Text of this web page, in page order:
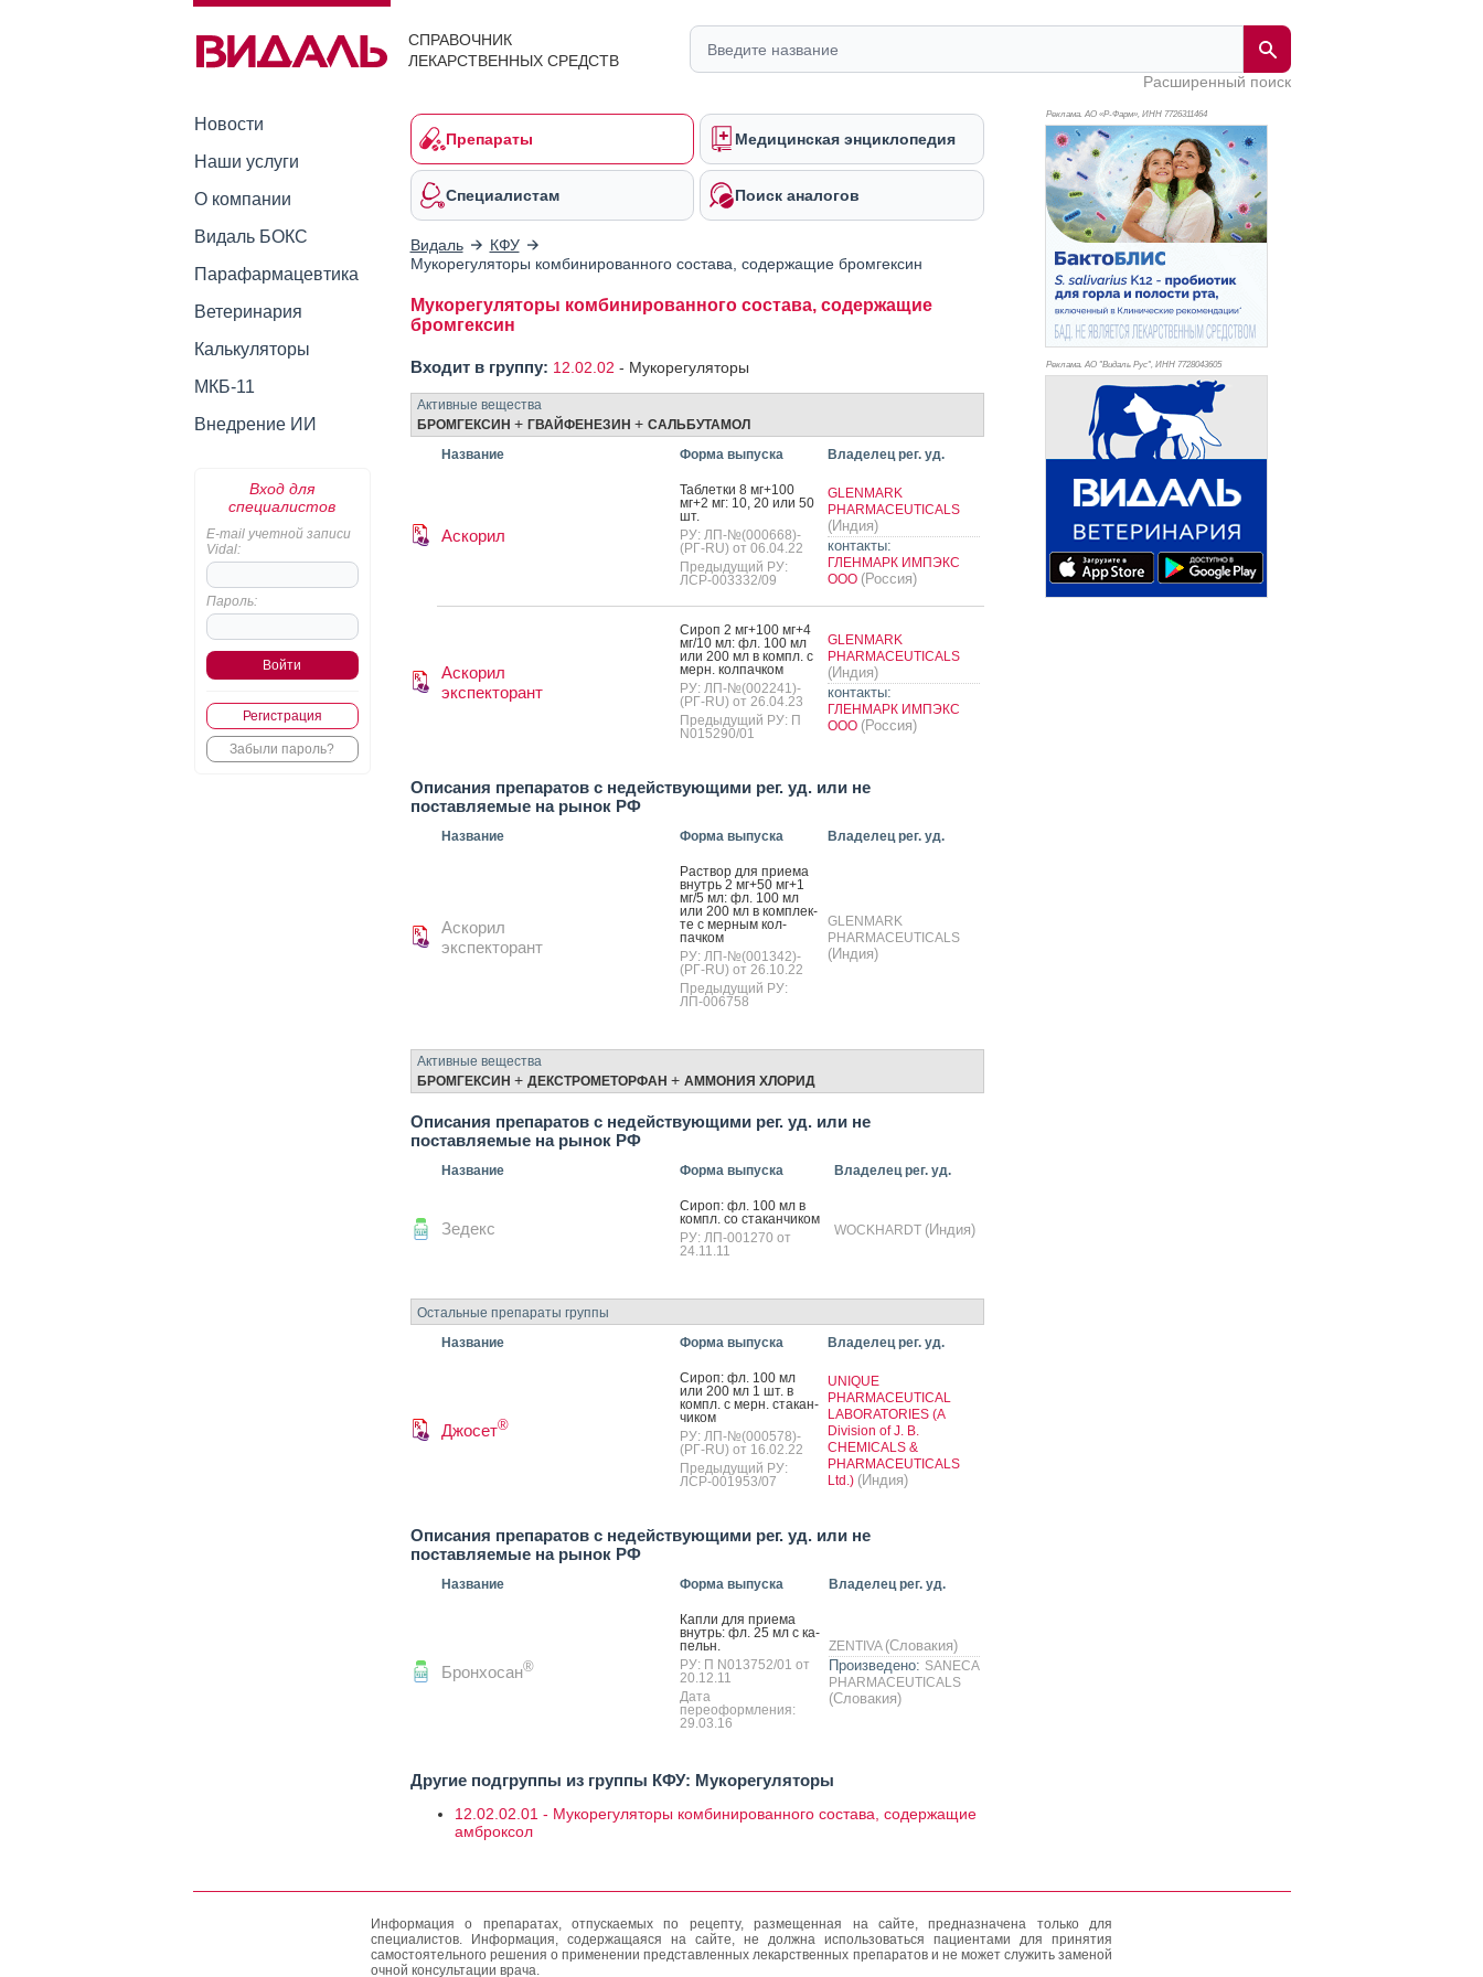
СПРАВОЧНИК
ЛЕКАРСТВЕННЫХ СРЕДСТВ
Расширенный поиск
Новости
Наши услуги
О компании
Видаль БОКС
Парафармацевтика
Ветеринария
Калькуляторы
МКБ-11
Внедрение ИИ
Вход для
специалистов
E-mail учетной записи
Vidal:
Пароль:
Регистрация
Забыли пароль?
Препараты Медицинская энциклопедия
Специалистам Поиск аналогов
Видаль
КФУ
Мукорегуляторы комбинированного состава, содержащие бромгексин
Мукорегуляторы комбинированного состава, содержащие
бромгексин
Входит в группу: 12.02.02 - Мукорегуляторы
Активные вещества
БРОМГЕКСИН + ГВАЙФЕНЕЗИН + САЛЬБУТАМОЛ
Название
Форма выпуска Владелец рег. уд.
Аскорил
Таб­летки 8 мг+100
мг+2 мг: 10, 20 или 50
шт.
РУ: ЛП-№(000668)-
(РГ-RU) от 06.04.22
Предыдущий РУ:
ЛСР-003332/09
GLENMARK
PHARMACEUTICALS
(Индия)
контакты:
ГЛЕНМАРК ИМПЭКС
ООО (Россия)
Аскорил
экспекторант
Си­роп 2 мг+100 мг+4
мг/10 мл: фл. 100 мл
или 200 мл в компл. с
мерн. кол­пачком
РУ: ЛП-№(002241)-
(РГ-RU) от 26.04.23
Предыдущий РУ: П
N015290/01
GLENMARK
PHARMACEUTICALS
(Индия)
контакты:
ГЛЕНМАРК ИМПЭКС
ООО (Россия)
Описания препаратов с недействующими рег. уд. или не
поставляемые на рынок РФ
Название Форма выпуска Владелец рег. уд.
Аскорил
экспекторант
Рас­твор для при­ема
внутрь 2 мг+50 мг+1
мг/5 мл: фл. 100 мл
или 200 мл в ком­плек­
те с мер­ным кол­
пачком
РУ: ЛП-№(001342)-
(РГ-RU) от 26.10.22
Предыдущий РУ:
ЛП-006758
GLENMARK
PHARMACEUTICALS
(Индия)
Активные вещества
БРОМГЕКСИН + ДЕКСТРОМЕТОРФАН + АММОНИЯ ХЛОРИД
Описания препаратов с недействующими рег. уд. или не
поставляемые на рынок РФ
Название Форма выпуска Владелец рег. уд.
Зедекс
Си­роп: фл. 100 мл в
компл. со ста­кан­чи­ком
РУ: ЛП-001270 от
24.11.11
WOCKHARDT (Индия)
Остальные препараты группы
Название
Форма выпуска Владелец рег. уд.
Джосет®
Си­роп: фл. 100 мл
или 200 мл 1 шт. в
компл. с мерн. ста­кан­
чи­ком
РУ: ЛП-№(000578)-
(РГ-RU) от 16.02.22
Предыдущий РУ:
ЛСР-001953/07
UNIQUE
PHARMACEUTICAL
LABORATORIES (A
Division of J. B.
CHEMICALS &
PHARMACEUTICALS
Ltd.) (Индия)
Описания препаратов с недействующими рег. уд. или не
поставляемые на рынок РФ
Название Форма выпуска Владелец рег. уд.
Бронхосан®
Кап­ли для при­ема
внутрь: фл. 25 мл с ка­
пельн.
РУ: П N013752/01 от
20.12.11
Дата
переоформления:
29.03.16
ZENTIVA (Словакия)
Произведено: SANECA
PHARMACEUTICALS
(Словакия)
Другие подгруппы из группы КФУ: Мукорегуляторы
12.02.02.01 - Мукорегуляторы комбинированного состава, содержащие
амброксол
Реклама. АО «Р-Фарм», ИНН 7726311464
Реклама. АО "Видаль Рус", ИНН 7728043605
Информация о препаратах, отпускаемых по рецепту, размещенная на сайте, предназначена только для
специалистов. Информация, содержащаяся на сайте, не должна использоваться пациентами для принятия
самостоятельного решения о применении представленных лекарственных препаратов и не может служить заменой
очной консультации врача.